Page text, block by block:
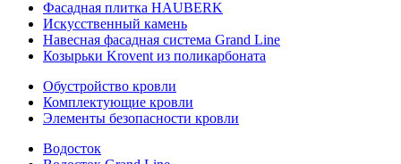
Фасадная плитка HAUBERK
Искусственный камень
Навесная фасадная система Grand Line
Козырьки Krovent из поликарбоната
Обустройство кровли
Комплектующие кровли
Элементы безопасности кровли
Водосток